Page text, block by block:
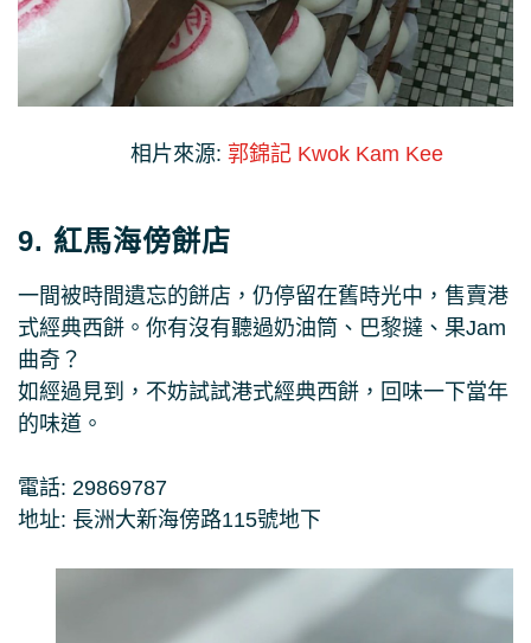
相片來源: 郭錦記 Kwok Kam Kee
9. 紅馬海傍餅店
一間被時間遺忘的餅店，仍停留在舊時光中，售賣港
式經典西餅。你有沒有聽過奶油筒、巴黎撻、果Jam
曲奇？
如經過見到，不妨試試港式經典西餅，回味一下當年
的味道。
電話: 29869787
地址: 長洲大新海傍路115號地下